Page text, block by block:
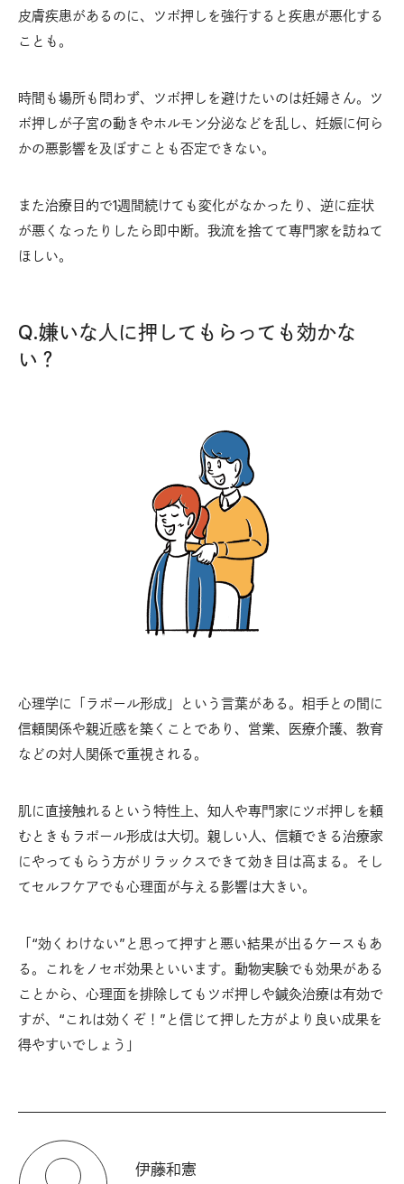
皮膚疾患があるのに、ツボ押しを強行すると疾患が悪化する
ことも。
時間も場所も問わず、ツボ押しを避けたいのは妊婦さん。ツ
ボ押しが子宮の動きやホルモン分泌などを乱し、妊娠に何ら
かの悪影響を及ぼすことも否定できない。
また治療目的で1週間続けても変化がなかったり、逆に症状
が悪くなったりしたら即中断。我流を捨てて専門家を訪ねて
ほしい。
Q.嫌いな人に押してもらっても効かな
い？
心理学に「ラポール形成」という言葉がある。相手との間に
信頼関係や親近感を築くことであり、営業、医療介護、教育
などの対人関係で重視される。
肌に直接触れるという特性上、知人や専門家にツボ押しを頼
むときもラポール形成は大切。親しい人、信頼できる治療家
にやってもらう方がリラックスできて効き目は高まる。そし
てセルフケアでも心理面が与える影響は大きい。
「“効くわけない”と思って押すと悪い結果が出るケースもあ
る。これをノセボ効果といいます。動物実験でも効果がある
ことから、心理面を排除してもツボ押しや鍼灸治療は有効で
すが、“これは効くぞ！”と信じて押した方がより良い成果を
得やすいでしょう」
伊藤和憲